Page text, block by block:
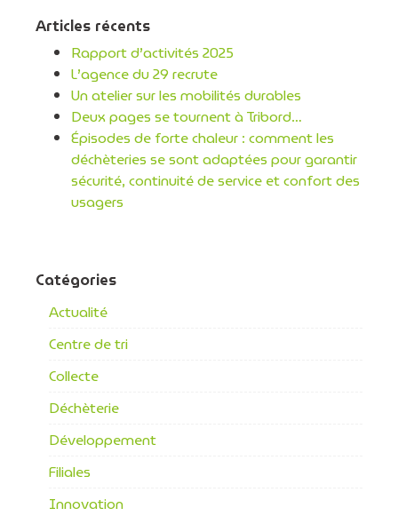
Articles récents
Rapport d’activités 2025
L’agence du 29 recrute
Un atelier sur les mobilités durables
Deux pages se tournent à Tribord…
Épisodes de forte chaleur : comment les
déchèteries se sont adaptées pour garantir
sécurité, continuité de service et confort des
usagers
Catégories
Actualité
Centre de tri
Collecte
Déchèterie
Développement
Filiales
Innovation